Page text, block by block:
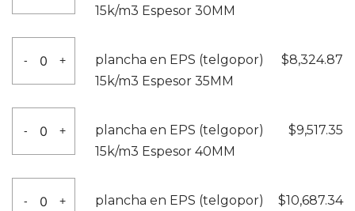
Espesor
25MM
cantidad
EPS
(telgopor)
15k/m3
Espesor
30MM
cantidad
15k/m3 Espesor 30MM
-
EPS
(telgopor)
15k/m3
Espesor
35MM
cantidad
+
plancha en EPS (telgopor)
15k/m3 Espesor 35MM
$8,324.87
-
EPS
(telgopor)
15k/m3
+
plancha en EPS (telgopor)
15k/m3 Espesor 40MM
$9,517.35
- +
plancha en EPS (telgopor)
$10,687.34